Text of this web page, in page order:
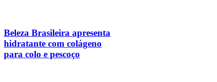
Beleza Brasileira apresenta
hidratante com colágeno
para colo e pescoço